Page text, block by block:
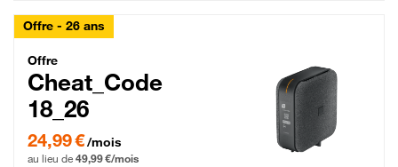
Offre - 26 ans
Cheat_Code Fibre_18_26
Offre
Cheat_Code
18_26
24,99 € par mois pendant 0 mois puis 49,99 € par mois, Sans engagement
24,99 €/mois
au lieu de 49,99 €/mois